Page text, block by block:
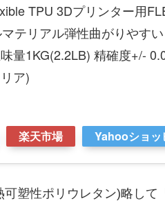
TPU 3Dプリンター用
テリアル弾性曲がりやす
量1KG(2.2LB) 精確度+/-
ア)
楽天市場 Yahooショッ
塑性ポリウレタン)略して